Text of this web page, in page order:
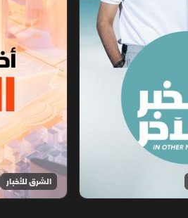
الشرق للأخبار